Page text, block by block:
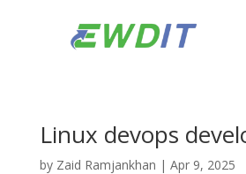
Linux devops
by Zaid Ramjankhan | Apr 9, 2025